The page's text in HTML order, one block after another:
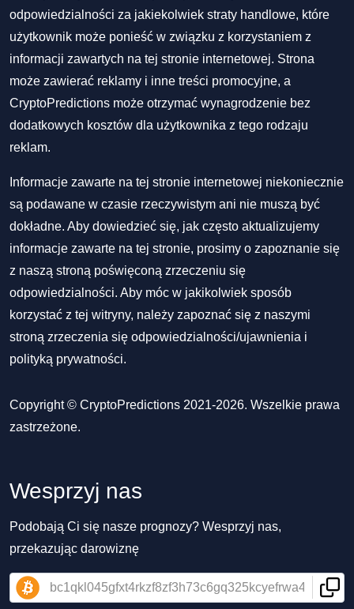
odpowiedzialności za jakiekolwiek straty handlowe, które
użytkownik może ponieść w związku z korzystaniem z
informacji zawartych na tej stronie internetowej. Strona
może zawierać reklamy i inne treści promocyjne, a
CryptoPredictions może otrzymać wynagrodzenie bez
dodatkowych kosztów dla użytkownika z tego rodzaju
reklam.
Informacje zawarte na tej stronie internetowej niekoniecznie
są podawane w czasie rzeczywistym ani nie muszą być
dokładne. Aby dowiedzieć się, jak często aktualizujemy
informacje zawarte na tej stronie, prosimy o zapoznanie się
z naszą stroną poświęconą zrzeczeniu się
odpowiedzialności. Aby móc w jakikolwiek sposób
korzystać z tej witryny, należy zapoznać się z naszymi
stroną zrzeczenia się odpowiedzialności/ujawnienia i
polityką prywatności.
Copyright © CryptoPredictions 2021-2026. Wszelkie prawa
zastrzeżone.
Wesprzyj nas
Podobają Ci się nasze prognozy? Wesprzyj nas,
przekazując darowiznę